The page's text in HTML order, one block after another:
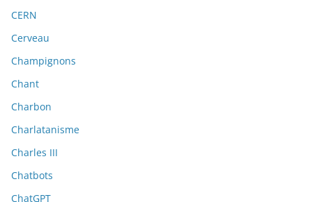
CERN
Cerveau
Champignons
Chant
Charbon
Charlatanisme
Charles III
Chatbots
ChatGPT